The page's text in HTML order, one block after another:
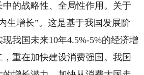
的战略性、全局性作用。关于
生增长”。这是基于我国发展阶
我国未来10年4.5%-5%的经济增
重在加快建设消费强国。我国